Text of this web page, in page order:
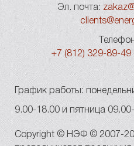
Эл. почта:
+7 (812) 329-89-49
График работы:
9.00-18.00 и пятница
Copyright © НЭФ © 2007-